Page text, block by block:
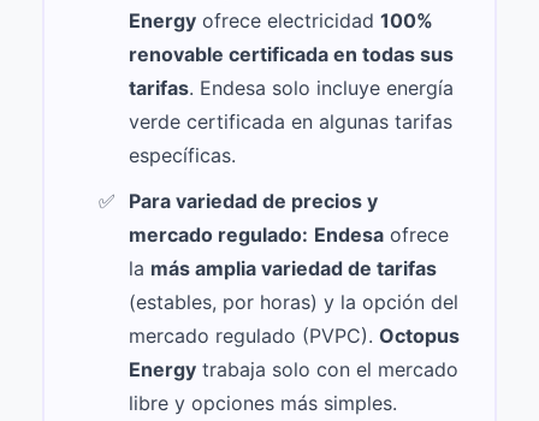
Energy ofrece electricidad 100%
renovable certificada en todas sus
tarifas. Endesa solo incluye energía
verde certificada en algunas tarifas
específicas.
Para variedad de precios y
mercado regulado: Endesa ofrece
la más amplia variedad de tarifas
(estables, por horas) y la opción del
mercado regulado (PVPC). Octopus
Energy trabaja solo con el mercado
libre y opciones más simples.